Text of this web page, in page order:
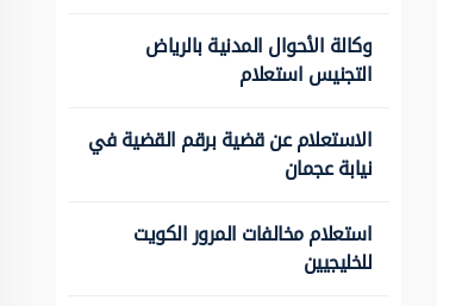
وكالة الأحوال المدنية بالرياض
التجنيس استعلام
الاستعلام عن قضية برقم القضية في
نيابة عجمان
استعلام مخالفات المرور الكويت
للخليجيين